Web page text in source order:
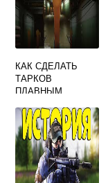
КАК СДЕЛАТЬ
ТАРКОВ
ПЛАВНЫМ